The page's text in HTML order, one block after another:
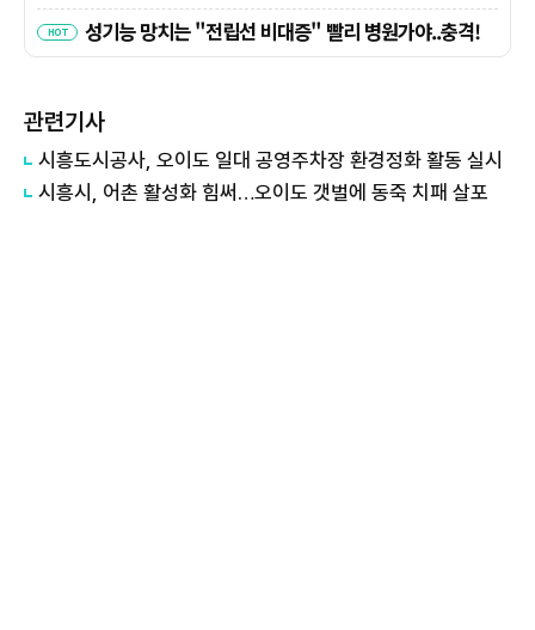
관련기사
시흥도시공사, 오이도 일대 공영주차장 환경정화 활동 실시
시흥시, 어촌 활성화 힘써…오이도 갯벌에 동죽 치패 살포